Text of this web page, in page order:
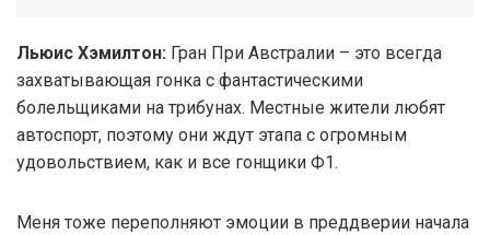
Льюис Хэмилтон: Гран При Австралии – это всегда
захватывающая гонка с фантастическими
болельщиками на трибунах. Местные жители любят
автоспорт, поэтому они ждут этапа с огромным
удовольствием, как и все гонщики Ф1.
Меня тоже переполняют эмоции в преддверии начала